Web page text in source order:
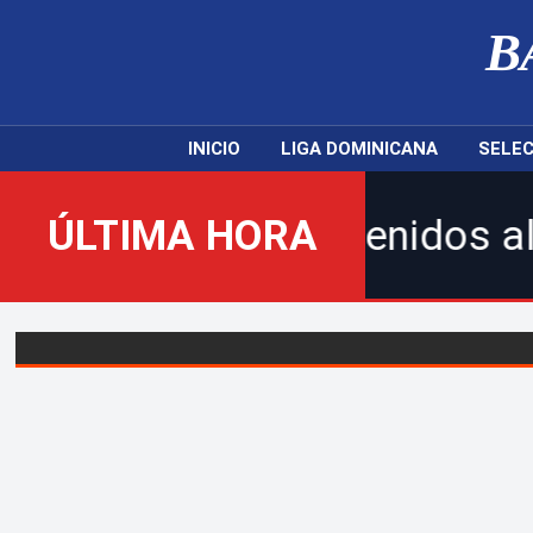
INICIO LIGA DOMINICANA
ÚLTIMA HORA
¡Bienvenidos al nuevo